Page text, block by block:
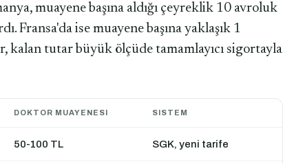
muayene başına aldığı çeyreklik 10 avroluk
Fransa'da ise muayene başına yaklaşık 1
kalan tutar büyük ölçüde tamamlayıcı sigortayla
DOKTOR MUAYENESI SISTEM
50-100 TL SGK, yeni tarife